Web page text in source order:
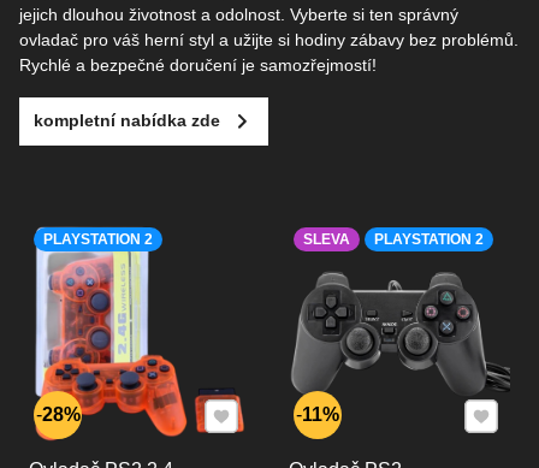
jejich dlouhou životnost a odolnost. Vyberte si ten správný
ovladač pro váš herní styl a užijte si hodiny zábavy bez problémů.
Rychlé a bezpečné doručení je samozřejmostí!
kompletní nabídka zde
PLAYSTATION 2
28% Přidat k Oblíbeným
SLEVA PLAYSTATION 2
11% Přidat k